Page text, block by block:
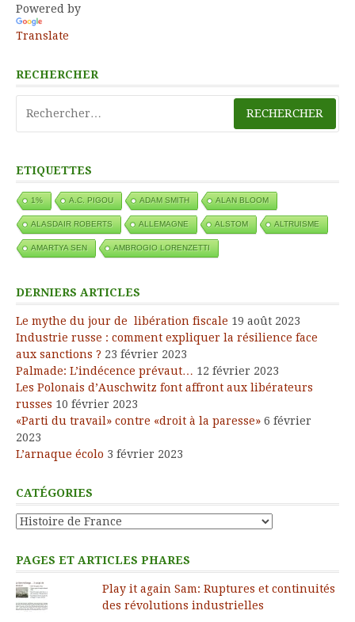
Powered by
Translate
RECHERCHER
ETIQUETTES
1% A.C. PIGOU ADAM SMITH ALAN BLOOM
ALASDAIR ROBERTS ALLEMAGNE ALSTOM ALTRUISME
AMARTYA SEN AMBROGIO LORENZETTI
DERNIERS ARTICLES
Le mythe du jour de libération fiscale 19 août 2023
Industrie russe : comment expliquer la résilience face
aux sanctions ? 23 février 2023
Palmade: L’indécence prévaut… 12 février 2023
Les Polonais d’Auschwitz font affront aux libérateurs
russes 10 février 2023
«Parti du travail» contre «droit à la paresse» 6 février
2023
L’arnaque écolo 3 février 2023
CATÉGORIES
Catégories
PAGES ET ARTICLES PHARES
Play it again Sam: Ruptures et continuités
des révolutions industrielles